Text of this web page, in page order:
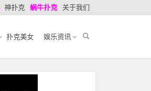
神扑克 蜗牛扑克 关于我们
扑克美女 娱乐资讯